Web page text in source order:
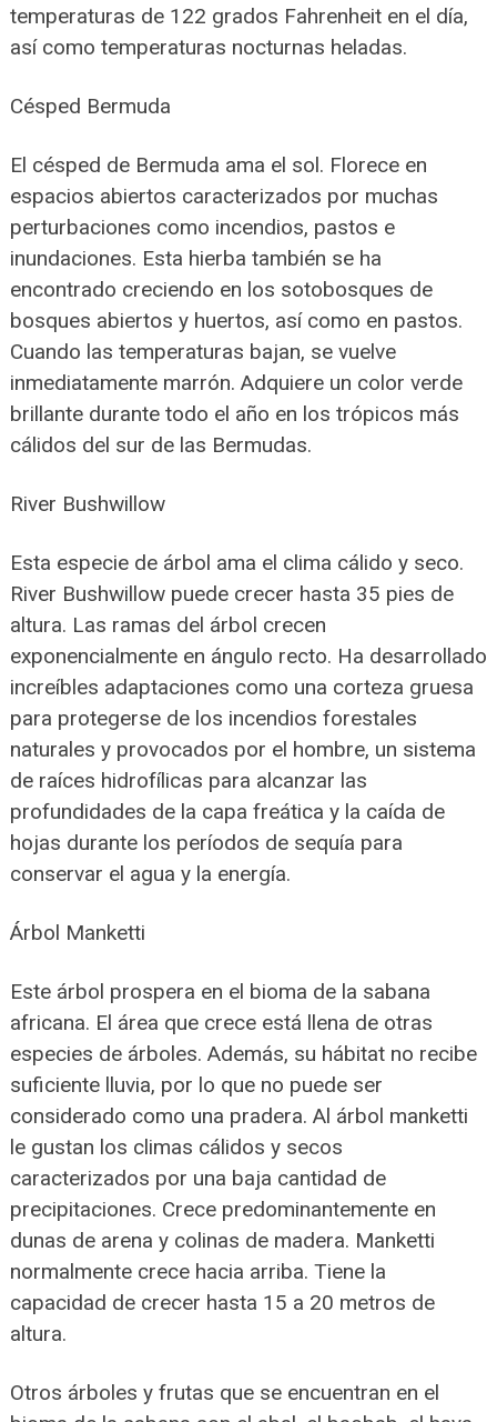
temperaturas de 122 grados Fahrenheit en el día,
así como temperaturas nocturnas heladas.
Césped Bermuda
El césped de Bermuda ama el sol. Florece en
espacios abiertos caracterizados por muchas
perturbaciones como incendios, pastos e
inundaciones. Esta hierba también se ha
encontrado creciendo en los sotobosques de
bosques abiertos y huertos, así como en pastos.
Cuando las temperaturas bajan, se vuelve
inmediatamente marrón. Adquiere un color verde
brillante durante todo el año en los trópicos más
cálidos del sur de las Bermudas.
River Bushwillow
Esta especie de árbol ama el clima cálido y seco.
River Bushwillow puede crecer hasta 35 pies de
altura. Las ramas del árbol crecen
exponencialmente en ángulo recto. Ha desarrollado
increíbles adaptaciones como una corteza gruesa
para protegerse de los incendios forestales
naturales y provocados por el hombre, un sistema
de raíces hidrofílicas para alcanzar las
profundidades de la capa freática y la caída de
hojas durante los períodos de sequía para
conservar el agua y la energía.
Árbol Manketti
Este árbol prospera en el bioma de la sabana
africana. El área que crece está llena de otras
especies de árboles. Además, su hábitat no recibe
suficiente lluvia, por lo que no puede ser
considerado como una pradera. Al árbol manketti
le gustan los climas cálidos y secos
caracterizados por una baja cantidad de
precipitaciones. Crece predominantemente en
dunas de arena y colinas de madera. Manketti
normalmente crece hacia arriba. Tiene la
capacidad de crecer hasta 15 a 20 metros de
altura.
Otros árboles y frutas que se encuentran en el